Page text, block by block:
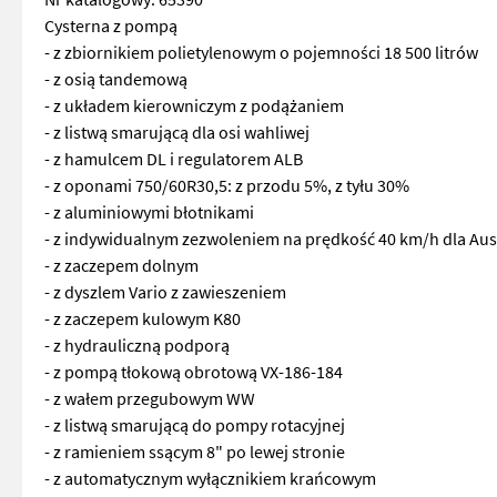
Cysterna z pompą
- z zbiornikiem polietylenowym o pojemności 18 500 litrów
- z osią tandemową
- z układem kierowniczym z podążaniem
- z listwą smarującą dla osi wahliwej
- z hamulcem DL i regulatorem ALB
- z oponami 750/60R30,5: z przodu 5%, z tyłu 30%
- z aluminiowymi błotnikami
- z indywidualnym zezwoleniem na prędkość 40 km/h dla
- z zaczepem dolnym
- z dyszlem Vario z zawieszeniem
- z zaczepem kulowym K80
- z hydrauliczną podporą
- z pompą tłokową obrotową VX-186-184
- z wałem przegubowym WW
- z listwą smarującą do pompy rotacyjnej
- z ramieniem ssącym 8" po lewej stronie
- z automatycznym wyłącznikiem krańcowym